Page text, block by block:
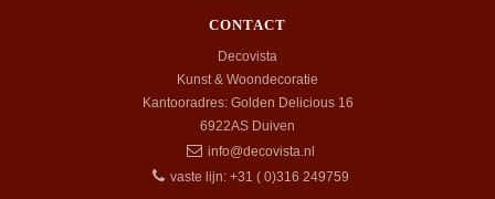
CONTACT
Decovista
Kunst & Woondecoratie
Kantooradres: Golden Delicious 16
6922AS Duiven
info@decovista.nl
vaste lijn: +31 ( 0)316 249759